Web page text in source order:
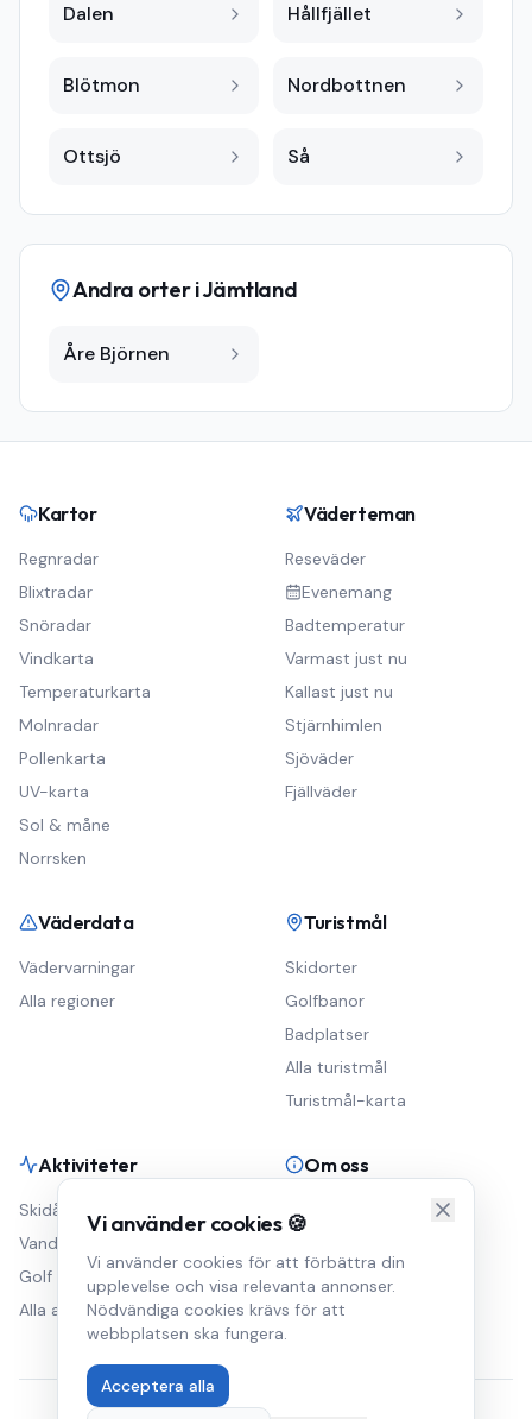
Dalen Hållfjället
Blötmon Nordbottnen
Ottsjö Så
Andra orter iJämtland
Åre Björnen
Kartor
Regnradar
Blixtradar
Snöradar
Vindkarta
Temperaturkarta
Molnradar
Pollenkarta
UV-karta
Sol & måne
Norrsken
Väderteman
Reseväder
Evenemang
Badtemperatur
Varmast just nu
Kallast just nu
Stjärnhimlen
Sjöväder
Fjällväder
Väderdata
Vädervarningar
Alla regioner
Turistmål
Skidorter
Golfbanor
Badplatser
Alla turistmål
Turistmål-karta
Aktiviteter
Skidåkning
Vandring
Golf
Alla aktiviteter
Om oss
Väderblogg
Annonsera
Integritetspolicy
Vi använder cookies 🍪
Vi använder cookies för att förbättra din
upplevelse och visa relevanta annonser.
Nödvändiga cookies krävs för att
webbplatsen ska fungera.
Acceptera alla